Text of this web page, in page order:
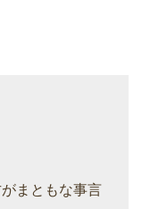
まともな事言